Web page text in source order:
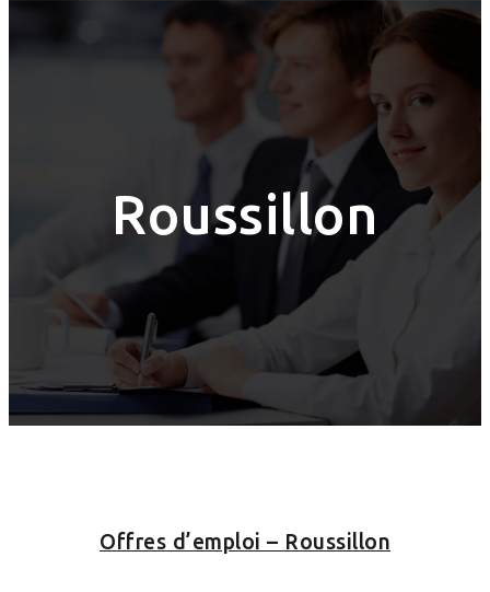
Roussillon
Offres d’emploi – Roussillon